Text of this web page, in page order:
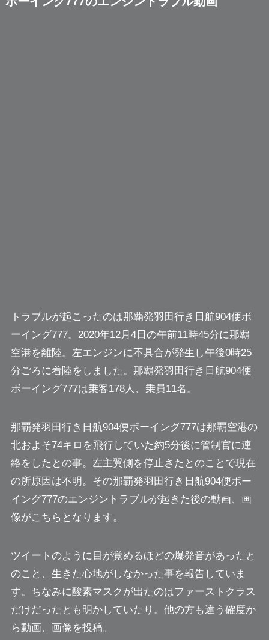
トラブルが起こったのは那覇発羽田行き日航904便ボ
ーイング777。2020年12月4日の午前11時45分に那覇
空港を離陸。左エンジンに不具合が発生し午後0時25
分ごろに着陸をしました。那覇発羽田行き日航904便
ボーイング777は乗客178人、乗員11名。
那覇発羽田行き日航904便ボーイング777は那覇空港の
北およそ74キロを飛行していた約5分後に管制官に連
絡をしたとの事。左主翼側を停止さたとのことで現在
の所原因は不明。その那覇発羽田行き日航904便ボー
イング777のエンジントラブルが起きた後の動画、画
像がこちらとなります。
ツイートのように目が覚めるほどの爆発音があったと
のこと、生きた心地がしなかった事を報告していま
す。ちなみに酸素マスクが出たのはファーストクラス
だけだったとも明かしていたり。他の方も違う確度か
ら動画、画像を投稿。